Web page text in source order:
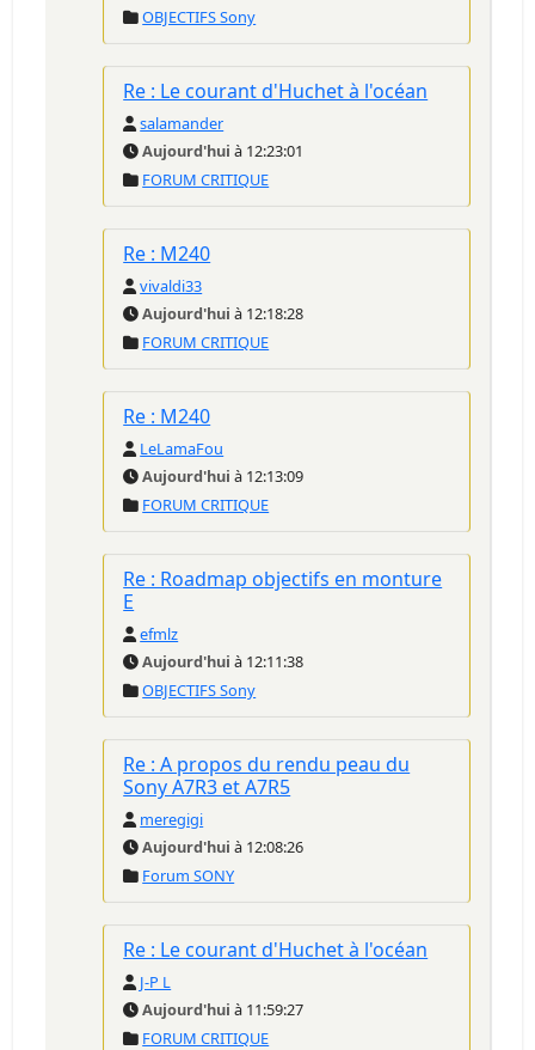
OBJECTIFS Sony
Re : Le courant d'Huchet à l'océan
salamander
Aujourd'hui à 12:23:01
FORUM CRITIQUE
Re : M240
vivaldi33
Aujourd'hui à 12:18:28
FORUM CRITIQUE
Re : M240
LeLamaFou
Aujourd'hui à 12:13:09
FORUM CRITIQUE
Re : Roadmap objectifs en monture
E
efmlz
Aujourd'hui à 12:11:38
OBJECTIFS Sony
Re : A propos du rendu peau du
Sony A7R3 et A7R5
meregigi
Aujourd'hui à 12:08:26
Forum SONY
Re : Le courant d'Huchet à l'océan
J-P L
Aujourd'hui à 11:59:27
FORUM CRITIQUE